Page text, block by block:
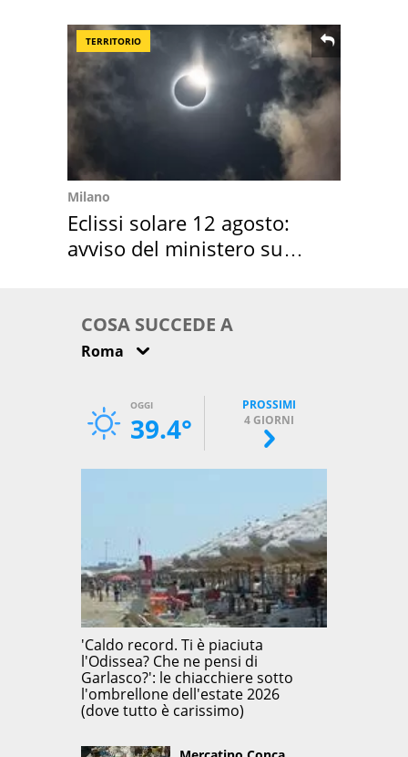
TERRITORIO
Milano
Eclissi solare 12 agosto:
avviso del ministero su